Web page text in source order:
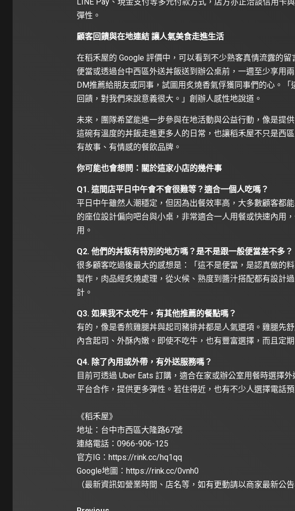
彈性。
顧客回饋與在地連結 讓人氣美食走進生活
在稻禾屋的 Google 評價中，可以看到不少熟客真情流露的
便當或透過台中西區外送丼飯送到辦公桌前，一週至少享用
DM推薦給朋友或同事，試圖用炙燒香氣俘獲同事們的心。
回饋，對我們來說意義很大。」創辦人感性地說道。
未來，團隊希望能進一步參與在地活動與公益行動，像是提
這碗有溫度的丼飯走進更多人的日常，也讓稻禾屋不只是西
有故事、有情感的餐飲品牌。
你可能也會想問：關於這家小店的幾件事
Q1. 這間店平日中午會不會很難等？適合一個人吃嗎？
平日中午雖然人潮穩定，但因為出餐效率高，大多數顧客都
的座位設計偏向吧台與小桌，非常適合一人用餐或快速內用
用。
Q2. 他們的丼飯有特別的地方嗎？是不是跟一般便當差不多？
很多顧客吃過後最大的感想是：「這不是便當，是認真做的
製作，肉品經炙燒處理，從火候、熟度到醬汁搭配都有設計
計。
Q3. 如果我不太吃牛，有其他推薦的餐點嗎？
有的，像是香煎雞腿丼與起司豬排丼都是人氣選項。雞腿先
內含起司、外酥內嫩。即使不吃牛，也有豐富選擇，而且定
Q4. 除了內用或外帶，有外送服務嗎？
目前可透過 Uber Eats 訂購，適合在家或辦公室用餐時選擇
平台合作，提供更多彈性。若住得近，也有不少人選擇電話
《稻禾屋》
地址：台中市西區大隆路67號
連絡電話：0966-906-125
官方IG： https://rink.cc/hq1qq
Google地圖： https://rink.cc/0vnh0
（最新資訊如營業時間、店名等，如有更動請以商家最新公告